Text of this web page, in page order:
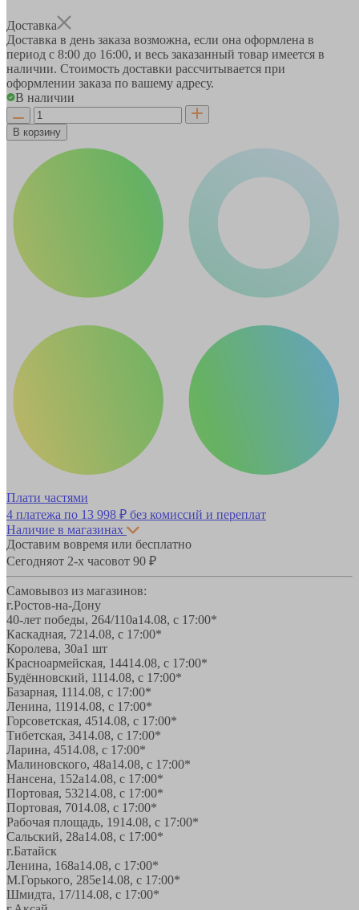
Доставка
Доставка в день заказа возможна, если она оформлена в
период с 8:00 до 16:00, и весь заказанный товар имеется в
наличии. Стоимость доставки рассчитывается при
оформлении заказа по вашему адресу.
В наличии
В корзину
Плати частями
4 платежа по 13 998 ₽ без комиссий и переплат
Наличие в магазинах
Доставим вовремя или бесплатно
Сегодняот 2-х часовот 90 ₽
Самовывоз из магазинов:
г.Ростов-на-Дону
40-лет победы, 264/110а14.08, с 17:00*
Каскадная, 7214.08, с 17:00*
Королева, 30а1 шт
Красноармейская, 14414.08, с 17:00*
Будённовский, 1114.08, с 17:00*
Базарная, 1114.08, с 17:00*
Ленина, 11914.08, с 17:00*
Горсоветская, 4514.08, с 17:00*
Тибетская, 3414.08, с 17:00*
Ларина, 4514.08, с 17:00*
Малиновского, 48а14.08, с 17:00*
Нансена, 152а14.08, с 17:00*
Портовая, 53214.08, с 17:00*
Портовая, 7014.08, с 17:00*
Рабочая площадь, 1914.08, с 17:00*
Сальский, 28a14.08, с 17:00*
г.Батайск
Ленина, 168а14.08, с 17:00*
М.Горького, 285е14.08, с 17:00*
Шмидта, 17/114.08, с 17:00*